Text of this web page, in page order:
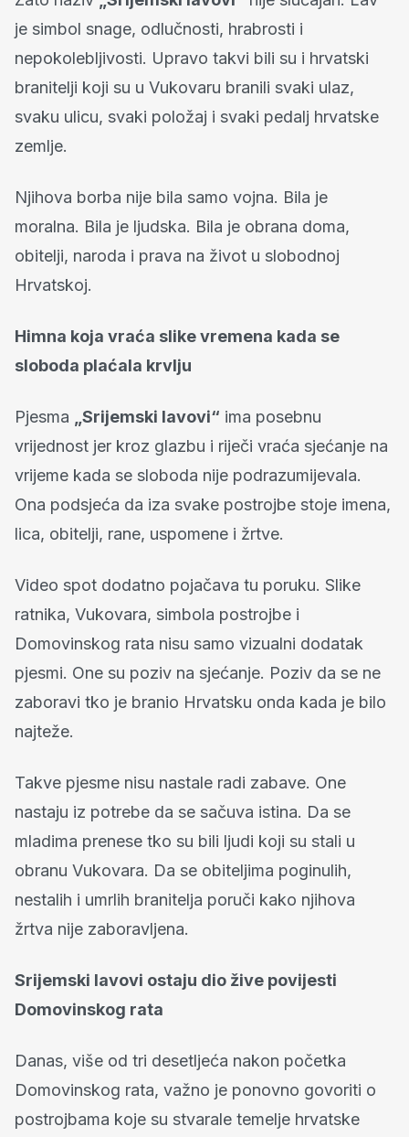
je simbol snage, odlučnosti, hrabrosti i
nepokolebljivosti. Upravo takvi bili su i hrvatski
branitelji koji su u Vukovaru branili svaki ulaz,
svaku ulicu, svaki položaj i svaki pedalj hrvatske
zemlje.
Njihova borba nije bila samo vojna. Bila je
moralna. Bila je ljudska. Bila je obrana doma,
obitelji, naroda i prava na život u slobodnoj
Hrvatskoj.
Himna koja vraća slike vremena kada se
sloboda plaćala krvlju
Pjesma „Srijemski lavovi“ ima posebnu
vrijednost jer kroz glazbu i riječi vraća sjećanje na
vrijeme kada se sloboda nije podrazumijevala.
Ona podsjeća da iza svake postrojbe stoje imena,
lica, obitelji, rane, uspomene i žrtve.
Video spot dodatno pojačava tu poruku. Slike
ratnika, Vukovara, simbola postrojbe i
Domovinskog rata nisu samo vizualni dodatak
pjesmi. One su poziv na sjećanje. Poziv da se ne
zaboravi tko je branio Hrvatsku onda kada je bilo
najteže.
Takve pjesme nisu nastale radi zabave. One
nastaju iz potrebe da se sačuva istina. Da se
mladima prenese tko su bili ljudi koji su stali u
obranu Vukovara. Da se obiteljima poginulih,
nestalih i umrlih branitelja poruči kako njihova
žrtva nije zaboravljena.
Srijemski lavovi ostaju dio žive povijesti
Domovinskog rata
Danas, više od tri desetljeća nakon početka
Domovinskog rata, važno je ponovno govoriti o
postrojbama koje su stvarale temelje hrvatske